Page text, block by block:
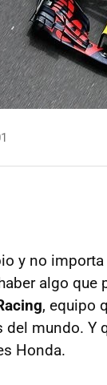
y no
algo que
, equipo
mundo. Y
Honda.